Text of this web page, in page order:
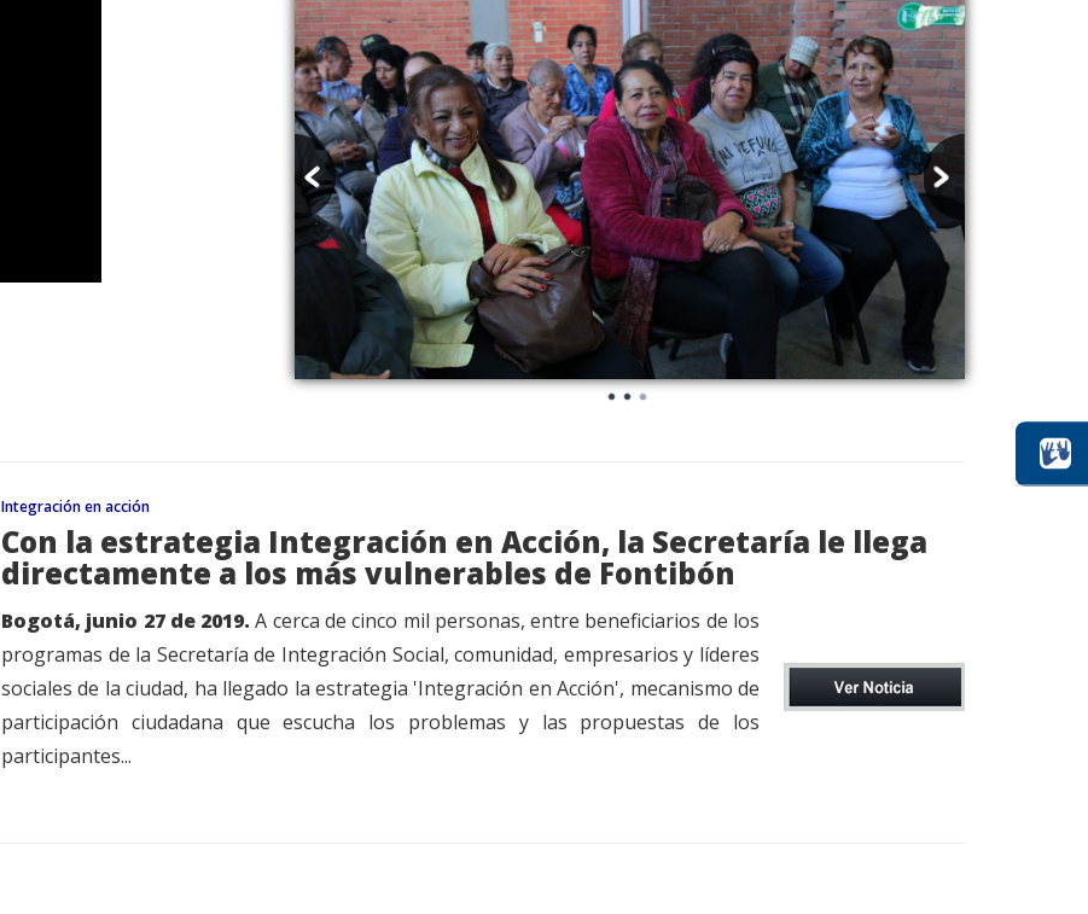
Integración en acción
Con la estrategia Integración en Acción, la Secretaría le llega
directamente a los más vulnerables de Fontibón
Bogotá, junio 27 de 2019. A cerca de cinco mil personas, entre beneficiarios de los
programas de la Secretaría de Integración Social, comunidad, empresarios y líderes
sociales de la ciudad, ha llegado la estrategia 'Integración en Acción', mecanismo de
participación ciudadana que escucha los problemas y las propuestas de los
participantes...